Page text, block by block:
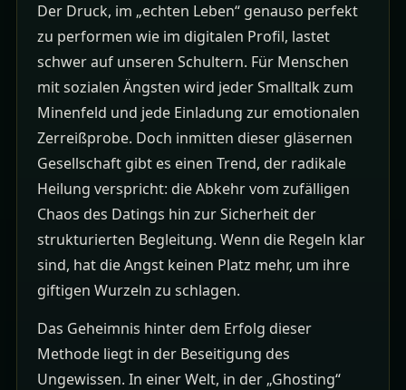
Der Druck, im „echten Leben“ genauso perfekt
zu performen wie im digitalen Profil, lastet
schwer auf unseren Schultern. Für Menschen
mit sozialen Ängsten wird jeder Smalltalk zum
Minenfeld und jede Einladung zur emotionalen
Zerreißprobe. Doch inmitten dieser gläsernen
Gesellschaft gibt es einen Trend, der radikale
Heilung verspricht: die Abkehr vom zufälligen
Chaos des Datings hin zur Sicherheit der
strukturierten Begleitung. Wenn die Regeln klar
sind, hat die Angst keinen Platz mehr, um ihre
giftigen Wurzeln zu schlagen.
Das Geheimnis hinter dem Erfolg dieser
Methode liegt in der Beseitigung des
Ungewissen. In einer Welt, in der „Ghosting“